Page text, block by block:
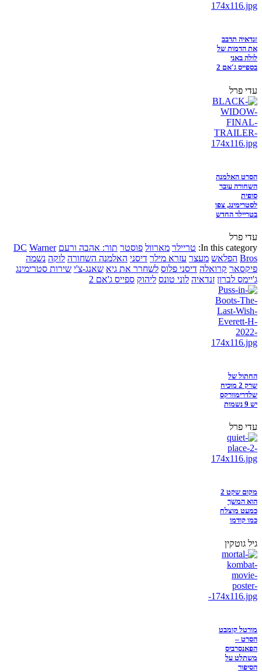
זנדאיה תדבב
את הדמות של
לולה באני
בספייס ג'אם 2
עדי פרל
הסרט האלמנה
השחורה עובר
סופית
לסטרימינג, צפו
בטריילר החדש
עדי פרל
In this category: טריילר מארוול פוסטר תור: אהבה ורעם DC Warner
Bros הפלאש מעצר עזרא מילר דיסני האלמנה השחורה לוקה נשמה
פיקסאר קרואלה דיסני פלוס לשחרר את גיא שאנג-צ'י שירות סטרימינג
ג'יימס לברון זנדאיה לוני טונס ליהוק ספייס ג'אם 2
החתול של
שרק 2 מוכיח
שלדרימוורקס
יש 9 נשמות
עדי פרל
מקום שקט 2
הוא המשך
כמעט מוצלח
כמו קודמו
גיל גוטקין
מורטל קומבט
הסרט –
הפאנסרביס
משתלט על
הסיפור